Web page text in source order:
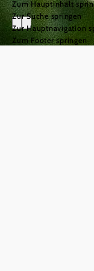
Zum Hauptinhalt
Zur Suche springen
Zur Hauptnavigation
Zum Footer springen